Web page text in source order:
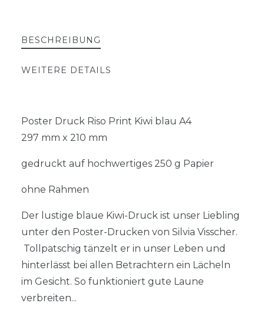
BESCHREIBUNG
WEITERE DETAILS
Poster Druck Riso Print Kiwi blau A4
297 mm x 210 mm
gedruckt auf hochwertiges 250 g Papier
ohne Rahmen
Der lustige blaue Kiwi-Druck ist unser Liebling
unter den Poster-Drucken von Silvia Visscher.
Tollpatschig tänzelt er in unser Leben und
hinterlässt bei allen Betrachtern ein Lächeln
im Gesicht. So funktioniert gute Laune
verbreiten...